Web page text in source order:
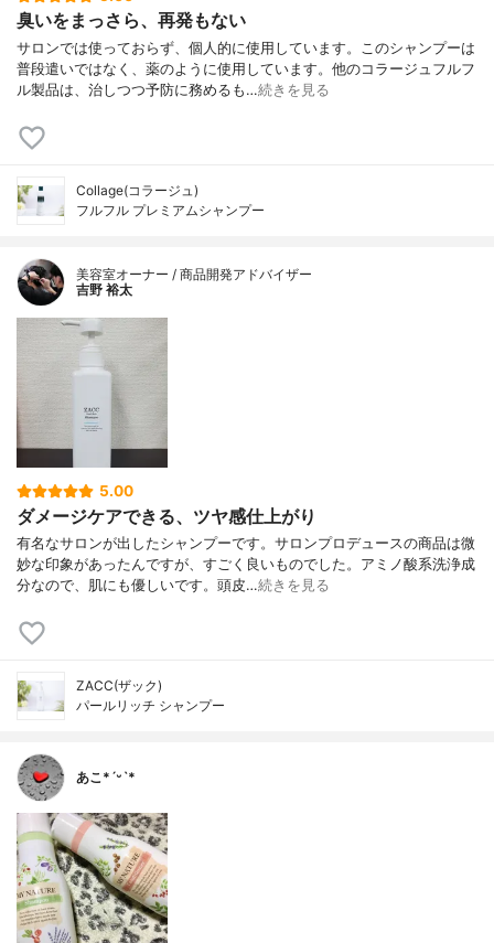
臭いをまっさら、再発もない
サロンでは使っておらず、個人的に使用しています。このシャンプーは
普段遣いではなく、薬のように使用しています。他のコラージュフルフ
ル製品は、治しつつ予防に務めるも…続きを見る
Collage(コラージュ)
フルフル プレミアムシャンプー
美容室オーナー / 商品開発アドバイザー
吉野 裕太
5.00
ダメージケアできる、ツヤ感仕上がり
有名なサロンが出したシャンプーです。サロンプロデュースの商品は微
妙な印象があったんですが、すごく良いものでした。アミノ酸系洗浄成
分なので、肌にも優しいです。頭皮…続きを見る
ZACC(ザック)
パールリッチ シャンプー
あこ*ˊᵕˋ*